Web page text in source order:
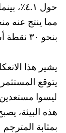
حول
مما ينتج عنه
بنحو ٣٠ نقطة أساس.
يشير هذا
يتوقع
ليسوا
بمثابة